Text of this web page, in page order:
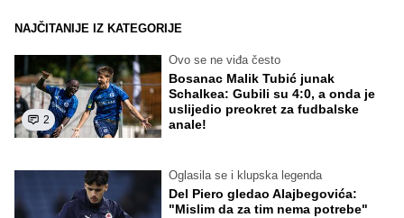
NAJČITANIJE IZ KATEGORIJE
2
Ovo se ne viđa često
Bosanac Malik Tubić junak
Schalkea: Gubili su 4:0, a onda je
uslijedio preokret za fudbalske
anale!
Oglasila se i klupska legenda
Del Piero gledao Alajbegovića:
"Mislim da za tim nema potrebe"